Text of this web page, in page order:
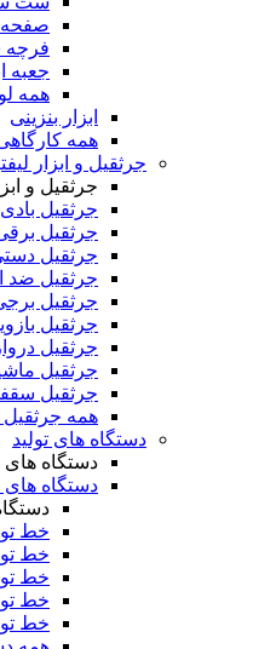
جعبه
همه
ابزار بنزینی
همه
جرثقیل و ابزار
جرثقیل و
جرثقیل بادی
جرثقیل
جرثقیل
جرثقیل ضد
جرثقیل
جرثقیل
جرثقیل
جرثقیل
جرثقیل
همه جرثقیل
دستگاه های تولید
دستگاه های
دستگاه های
خط
خط
خط
خط
خط